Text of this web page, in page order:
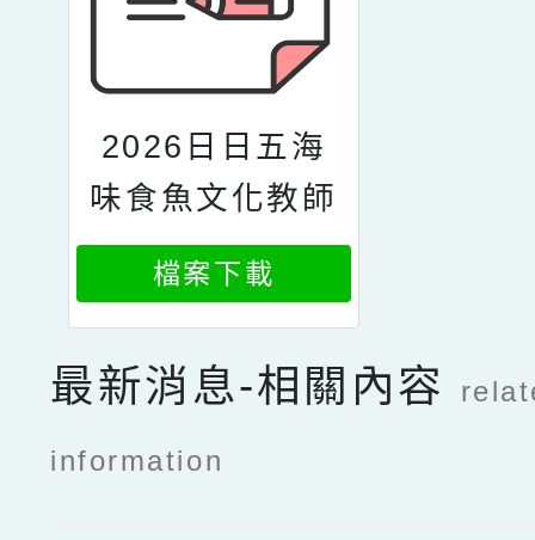
2026日日五海
味食魚文化教師
及營養師研習活
動
檔案下載
最新消息-相關內容
information